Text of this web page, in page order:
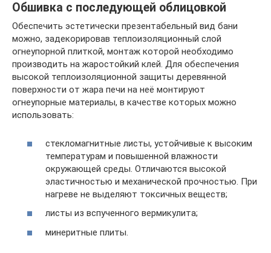
Обшивка с последующей облицовкой
Обеспечить эстетически презентабельный вид бани
можно, задекорировав теплоизоляционный слой
огнеупорной плиткой, монтаж которой необходимо
производить на жаростойкий клей. Для обеспечения
высокой теплоизоляционной защиты деревянной
поверхности от жара печи на неё монтируют
огнеупорные материалы, в качестве которых можно
использовать:
стекломагнитные листы, устойчивые к высоким
температурам и повышенной влажности
окружающей среды. Отличаются высокой
эластичностью и механической прочностью. При
нагреве не выделяют токсичных веществ;
листы из вспученного вермикулита;
минеритные плиты.